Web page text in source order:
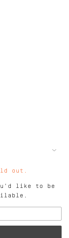
out.
like to be